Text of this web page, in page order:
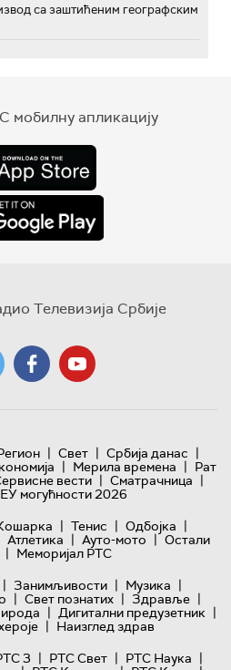
са заштићеним географским
мобилну апликацију
Телевизија Србије
| Свет | Србија данас |
| Мерила времена | Рат
вести | Сматрачница |
ЕУ могућности 2026
| Тенис | Одбојка |
Атлетика | Ауто-мото | Остали
| Меморијал РТС
| Занимљивости | Музика |
| Свет познатих | Здравље |
| Дигитални предузетник |
| Наизглед здрав
3 | РТС Свет | РТС Наука |